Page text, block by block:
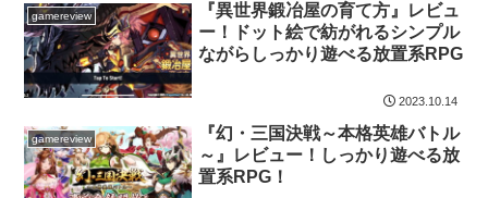
gamereview
『異世界鍛冶屋の育て方』レビュ
ー！ドット絵で紡がれるシンプル
ながらしっかり遊べる放置系RPG
2023.10.14
gamereview
『幻・三国決戦～本格英雄バトル
～』レビュー！しっかり遊べる放
置系RPG！